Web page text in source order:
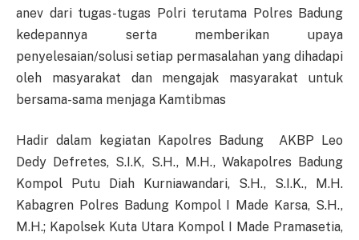
anev dari tugas-tugas Polri terutama Polres Badung
kedepannya serta memberikan upaya
penyelesaian/solusi setiap permasalahan yang dihadapi
oleh masyarakat dan mengajak masyarakat untuk
bersama-sama menjaga Kamtibmas
Hadir dalam kegiatan Kapolres Badung AKBP Leo
Dedy Defretes, S.I.K, S.H., M.H., Wakapolres Badung
Kompol Putu Diah Kurniawandari, S.H., S.I.K., M.H.
Kabagren Polres Badung Kompol I Made Karsa, S.H.,
M.H.; Kapolsek Kuta Utara Kompol I Made Pramasetia,